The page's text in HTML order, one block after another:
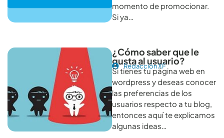
momento de promocionar.
Si ya…
¿Cómo saber que le
gusta al usuario?
Redacción XF
Si tienes tu página web en
wordpress y deseas conocer
las preferencias de los
usuarios respecto a tu blog,
entonces aquí te explicamos
algunas ideas…